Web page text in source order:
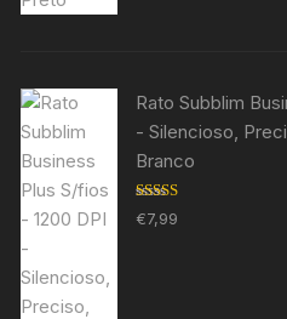
Rato Subblim
- Silencioso,
Branco
Avaliação
5.00de 5
€7,99